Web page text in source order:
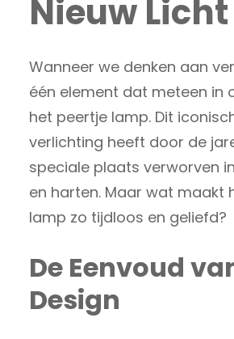
Nieuw Licht
Wanneer we denken aan
één element dat meteen in
het peertje lamp. Dit
verlichting heeft door de
speciale plaats verworven
en harten. Maar wat maakt
lamp zo tijdloos en geliefd?
De Eenvoud
Design